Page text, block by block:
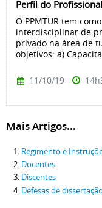
Perfil do Profissional
O PPMTUR tem
interdisciplinar de
privado na área de
objetivos: a)
11/10/19
Mais Artigos...
Regimento e
Docentes
Discentes
Defesas de dissertação